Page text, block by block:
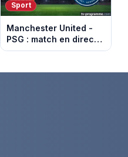
Sport
Manchester United -
PSG : match en direct
sur beIN Sports 1 à